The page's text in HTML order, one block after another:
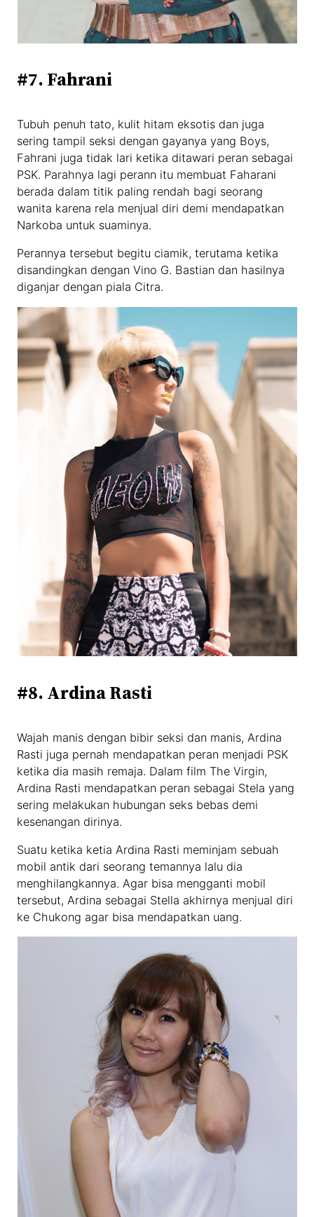
#7. Fahrani
Tubuh penuh tato, kulit hitam eksotis dan juga
sering tampil seksi dengan gayanya yang Boys,
Fahrani juga tidak lari ketika ditawari peran sebagai
PSK. Parahnya lagi perann itu membuat Faharani
berada dalam titik paling rendah bagi seorang
wanita karena rela menjual diri demi mendapatkan
Narkoba untuk suaminya.
Perannya tersebut begitu ciamik, terutama ketika
disandingkan dengan Vino G. Bastian dan hasilnya
diganjar dengan piala Citra.
#8. Ardina Rasti
Wajah manis dengan bibir seksi dan manis, Ardina
Rasti juga pernah mendapatkan peran menjadi PSK
ketika dia masih remaja. Dalam film The Virgin,
Ardina Rasti mendapatkan peran sebagai Stela yang
sering melakukan hubungan seks bebas demi
kesenangan dirinya.
Suatu ketika ketia Ardina Rasti meminjam sebuah
mobil antik dari seorang temannya lalu dia
menghilangkannya. Agar bisa mengganti mobil
tersebut, Ardina sebagai Stella akhirnya menjual diri
ke Chukong agar bisa mendapatkan uang.